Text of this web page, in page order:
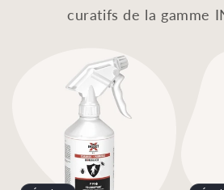
curatifs de la gamme